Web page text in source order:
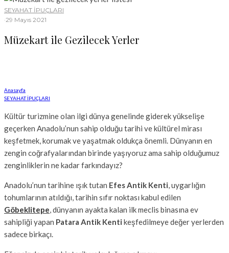
SEYAHAT İPUÇLARI
·29 Mayıs 2021
Müzekart ile Gezilecek Yerler
Anasayfa
SEYAHAT İPUÇLARI
Kültür turizmine olan ilgi dünya genelinde giderek yükselişe
geçerken Anadolu’nun sahip olduğu tarihi ve kültürel mirası
keşfetmek, korumak ve yaşatmak oldukça önemli. Dünyanın en
zengin coğrafyalarından birinde yaşıyoruz ama sahip olduğumuz
zenginliklerin ne kadar farkındayız?
Anadolu’nun tarihine ışık tutan Efes Antik Kenti, uygarlığın
tohumlarının atıldığı, tarihin sıfır noktası kabul edilen
Göbeklitepe, dünyanın ayakta kalan ilk meclis binasına ev
sahipliği yapan Patara Antik Kenti keşfedilmeye değer yerlerden
sadece birkaçı.